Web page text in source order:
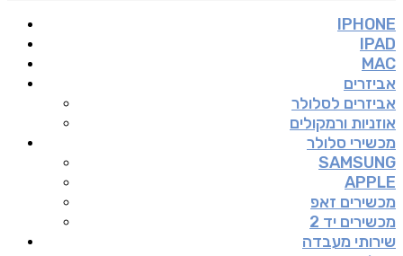
IPHONE
IPAD
MAC
אביזרים
אביזרים לסלולר
אוזניות ורמקולים
מכשירי סלולר
SAMSUNG
APPLE
מכשירים זאפ
מכשירים יד 2
שירותי מעבדה